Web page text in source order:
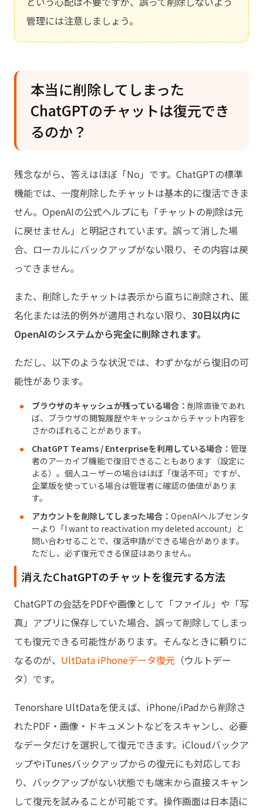
管理には注意しましょう。
本当に削除してしまった
ChatGPTのチャットは復元でき
るのか？
残念ながら、答えはほぼ「No」です。ChatGPTの標準
機能では、一度削除したチャットは基本的に復活できま
せん。OpenAIの公式ヘルプにも「チャットの削除は元
に戻せません」と明記されています。誤って消した場
合、ローカルにバックアップがない限り、その内容は戻
ってきません。
また、削除したチャットは表示から直ちに削除され、匿
名化または法的例外が適用されない限り、 30日以内に
OpenAIのシステムから完全に削除されます。
ただし、以下のような状況では、わずかながら復旧の可
能性があります。
ブラウザのキャッシュが残っている場合： 削除直後であれ
ば、ブラウザの閲覧履歴やキャッシュからチャット内容を
さかのぼれることがあります。
ChatGPT Teams / Enterpriseを利用している場合： 管理
者のアーカイブ機能で復旧できることもあります（設定に
よる）。個人ユーザーの場合はほぼ「復活不可」ですが、
企業版を使っている場合は管理者に確認の価値がありま
す。
アカウントを削除してしまった場合： OpenAIヘルプセンタ
ーより「I want to reactivation my deleted account」と
問い合わせることで、復活申請ができる場合があります。
ただし、必ず復元できる保証はありません。
消えたChatGPTのチャットを復元する方法
ChatGPTの会話をPDFや画像として「ファイル」や「写
真」アプリに保存していた場合、誤って削除してしまっ
ても復元できる可能性があります。そんなときに頼りに
なるのが、 UltData iPhoneデータ復元 （ウルトデー
タ）です。
Tenorshare UltDataを使えば、iPhone/iPadから削除さ
れたPDF・画像・ドキュメントなどをスキャンし、必要
なデータだけを選択して復元できます。iCloudバックア
ップやiTunesバックアップからの復元にも対応してお
り、バックアップがない状態でも端末から直接スキャン
して復元を試みることが可能です。操作画面は日本語に